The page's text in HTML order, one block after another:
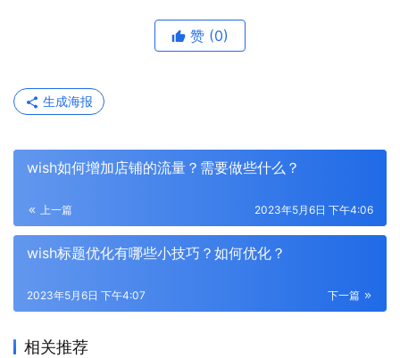
赞 (0)
生成海报
wish如何增加店铺的流量？需要做些什么？
上一篇 2023年5月6日 下午4:06
wish标题优化有哪些小技巧？如何优化？
下一篇
2023年5月6日 下午4:07
相关推荐